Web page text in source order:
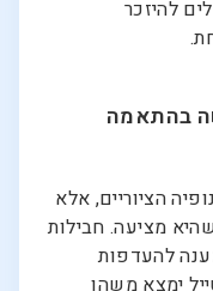
להיזכר
בהתאמה
הציוריים, אלא
מציעה. חבילות
להעדפות
ימצא משהו